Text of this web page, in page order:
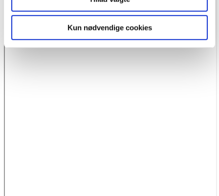
Kun nødvendige cookies